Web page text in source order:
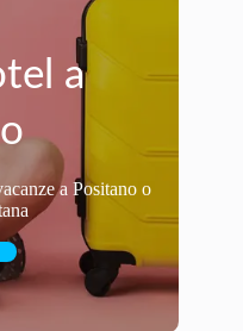
a
a Positano o